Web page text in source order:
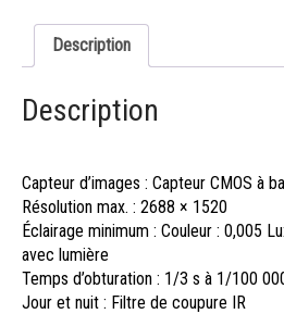
Description
Description
Capteur d’images : Capteur CMOS à
Résolution max. : 2688 × 1520
Éclairage minimum : Couleur : 0,005
avec lumière
Temps d’obturation : 1/3 s à 1/100
Jour et nuit : Filtre de coupure IR